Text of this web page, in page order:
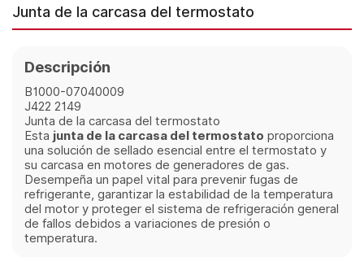
Junta de la carcasa del termostato
Descripción
B1000-07040009
J422 2149
Junta de la carcasa del termostato
Esta junta de la carcasa del termostato proporciona
una solución de sellado esencial entre el termostato y
su carcasa en motores de generadores de gas.
Desempeña un papel vital para prevenir fugas de
refrigerante, garantizar la estabilidad de la temperatura
del motor y proteger el sistema de refrigeración general
de fallos debidos a variaciones de presión o
temperatura.